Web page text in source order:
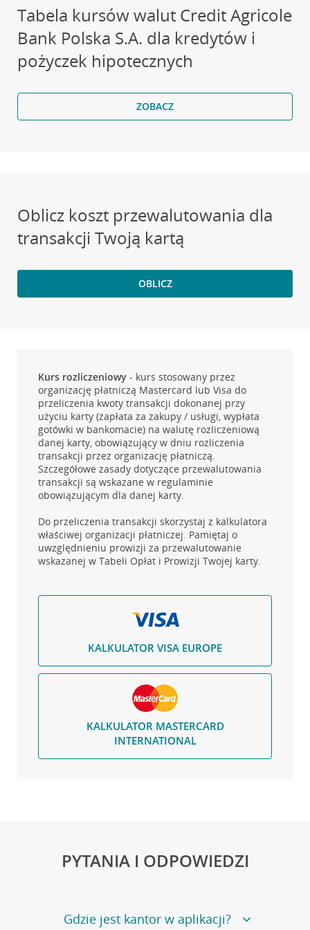
Tabela kursów walut Credit Agricole
Bank Polska S.A. dla kredytów i
pożyczek hipotecznych
ZOBACZ
Oblicz koszt przewalutowania dla
transakcji Twoją kartą
OBLICZ
Kurs rozliczeniowy- kurs stosowany przez
organizację płatniczą Mastercard lub Visa do
przeliczenia kwoty transakcji dokonanej przy
użyciu karty (zapłata za zakupy / usługi, wypłata
gotówki w bankomacie) na walutę rozliczeniową
danej karty, obowiązujący w dniu rozliczenia
transakcji przez organizację płatniczą.
Szczegółowe zasady dotyczące przewalutowania
transakcji są wskazane w regulaminie
obowiązującym dla danej karty.
Do przeliczenia transakcji skorzystaj z kalkulatora
właściwej organizacji płatniczej. Pamiętaj o
uwzględnieniu prowizji za przewalutowanie
wskazanej w Tabeli Opłat i Prowizji Twojej karty.
KALKULATOR VISA EUROPE
KALKULATOR MASTERCARD
INTERNATIONAL
PYTANIA I ODPOWIEDZI
Gdzie jest kantor w aplikacji?